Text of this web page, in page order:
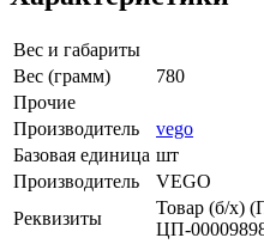
Вес и габариты
Вес (грамм)
780
Прочие
Производитель
vego
Базовая единица шт
Производитель
VEGO
Реквизиты
Товар (б/х)
ЦП-